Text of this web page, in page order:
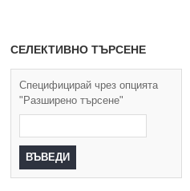
СЕЛЕКТИВНО ТЪРСЕНЕ
Специфицирай чрез опцията
"Разширено търсене"